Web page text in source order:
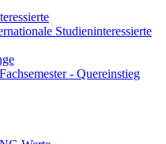
Studieninteressierte
- Quereinstieg